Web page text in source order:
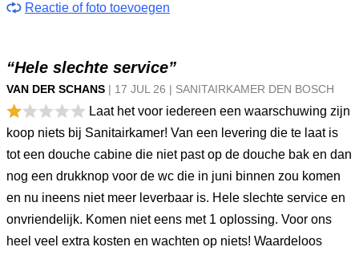
Reactie of foto toevoegen
“Hele slechte service”
VAN DER SCHANS | 17 JUL 26 | SANITAIRKAMER DEN BOSCH
Laat het voor iedereen een waarschuwing zijn
koop niets bij Sanitairkamer! Van een levering die te laat is
tot een douche cabine die niet past op de douche bak en dan
nog een drukknop voor de wc die in juni binnen zou komen
en nu ineens niet meer leverbaar is. Hele slechte service en
onvriendelijk. Komen niet eens met 1 oplossing. Voor ons
heel veel extra kosten en wachten op niets! Waardeloos